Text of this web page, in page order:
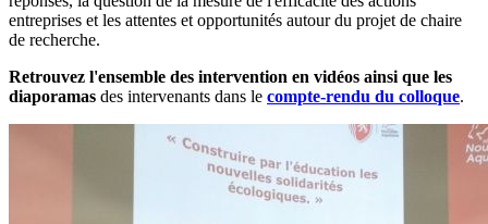
entreprises et les attentes et opportunités autour du projet de chaire
de recherche.
Retrouvez l'ensemble des intervention en vidéos ainsi que les
diaporamas des intervenants dans le compte-rendu du colloque.